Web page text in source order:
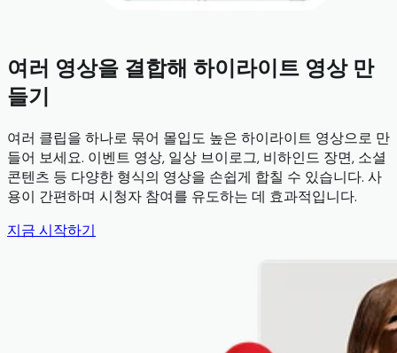
여러 영상을 결합해 하이라이트 영상 만
들기
여러 클립을 하나로 묶어 몰입도 높은 하이라이트 영상으로 만
들어 보세요. 이벤트 영상, 일상 브이로그, 비하인드 장면, 소셜
콘텐츠 등 다양한 형식의 영상을 손쉽게 합칠 수 있습니다. 사
용이 간편하며 시청자 참여를 유도하는 데 효과적입니다.
지금 시작하기